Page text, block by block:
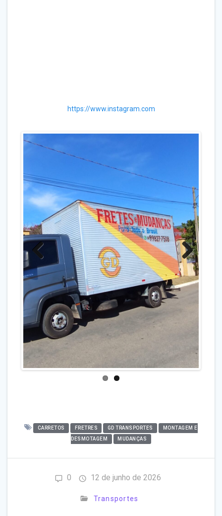
https://www.instagram.com
Previo
us
Next
CARRETOS FRETRES GD TRANSPORTES
MONTAGEM E
DESMOTAGEM
MUDANÇAS
0 12 de junho de 2026
Transportes